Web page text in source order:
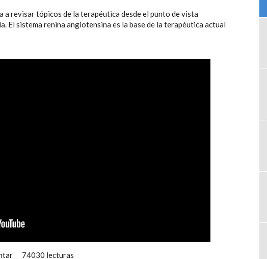
a revisar tópicos de la terapéutica desde el punto de vista
El sistema renina angiotensina es la base de la terapéutica actual
74030 lecturas